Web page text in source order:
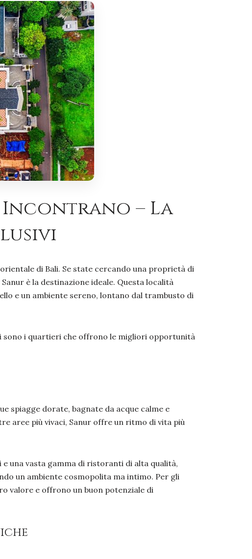
Incontrano – La
di Bali. Se state cercando una proprietà di
è la destinazione ideale. Questa località
e un ambiente sereno, lontano dal trambusto di
sono i quartieri che offrono le migliori opportunità
spiagge dorate, bagnate da acque calme e
aree più vivaci, Sanur offre un ritmo di vita più
una vasta gamma di ristoranti di alta qualità,
un ambiente cosmopolita ma intimo. Per gli
valore e offrono un buon potenziale di